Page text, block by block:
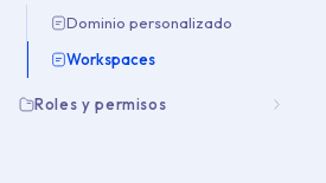
Dominio personalizado
Workspaces
Roles y permisos